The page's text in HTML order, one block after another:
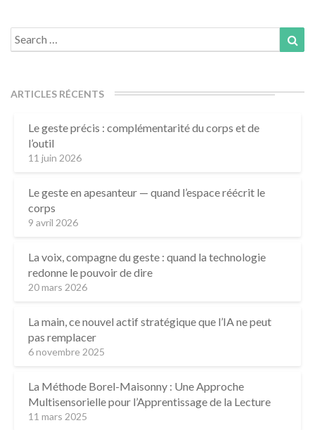
Search
for:
ARTICLES RÉCENTS
Le geste précis : complémentarité du corps et de
l’outil
11 juin 2026
Le geste en apesanteur — quand l’espace réécrit le
corps
9 avril 2026
La voix, compagne du geste : quand la technologie
redonne le pouvoir de dire
20 mars 2026
La main, ce nouvel actif stratégique que l’IA ne peut
pas remplacer
6 novembre 2025
La Méthode Borel-Maisonny : Une Approche
Multisensorielle pour l’Apprentissage de la Lecture
11 mars 2025